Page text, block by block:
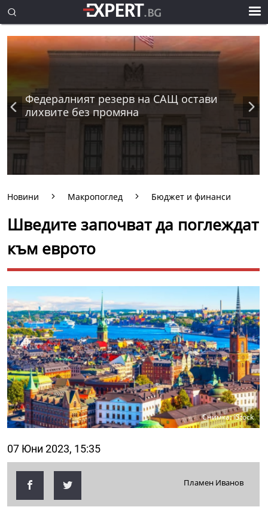
Федералният резерв на САЩ остави
лихвите без промяна
Новини Макропоглед Бюджет и финанси
Шведите започват да поглеждат
към еврото
Снимка: iStock
07 Юни 2023, 15:35
Пламен Иванов